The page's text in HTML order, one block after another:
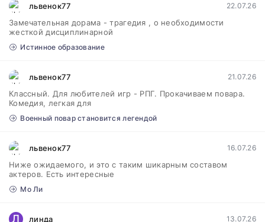
львенок77 22.07.26
Замечательная дорама - трагедия , о необходимости
жесткой дисциплинарной
Истинное образование
львенок77 21.07.26
Классный. Для любителей игр - РПГ. Прокачиваем повара.
Комедия, легкая для
Военный повар становится легендой
львенок77 16.07.26
Ниже ожидаемого, и это с таким шикарным составом
актеров. Есть интересные
Мо Ли
Л линда 13.07.26